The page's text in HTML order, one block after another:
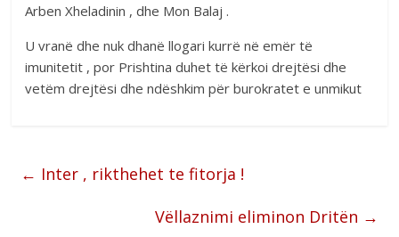
Arben Xheladinin , dhe Mon Balaj .
U vranë dhe nuk dhanë llogari kurrë në emër të
imunitetit , por Prishtina duhet të kërkoi drejtësi dhe
vetëm drejtësi dhe ndëshkim për burokratet e unmikut
← Inter , rikthehet te fitorja !
Vëllaznimi eliminon Dritën →